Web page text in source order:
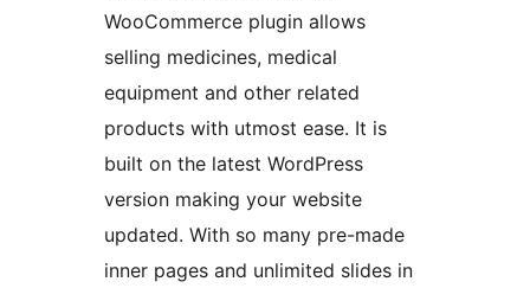
WooCommerce plugin allows
selling medicines, medical
equipment and other related
products with utmost ease. It is
built on the latest WordPress
version making your website
updated. With so many pre-made
inner pages and unlimited slides in